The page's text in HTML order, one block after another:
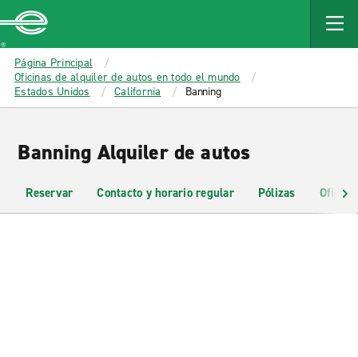
MAIN
CONTENT
Enterprise
Página Principal
Oficinas de alquiler de autos en todo el mundo
Estados Unidos
California Banning
Banning Alquiler de autos
Reservar Contacto y horario regular Pólizas